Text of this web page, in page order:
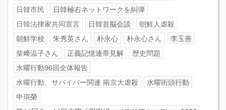
日韓市民
日韓極右ネットワークを糾弾
日韓法律家共同宣言
日韓首脳会談
朝鮮人虐殺
朝鮮学校
朱秀英さん 朴永心 朴永心さん
李玉善
柴﨑温子さん
正義記憶連帯見解
歴史問題
水曜行動96回全体報告
水曜行動、サバイバー関連 南京大虐殺
水曜街頭行動
申琪榮